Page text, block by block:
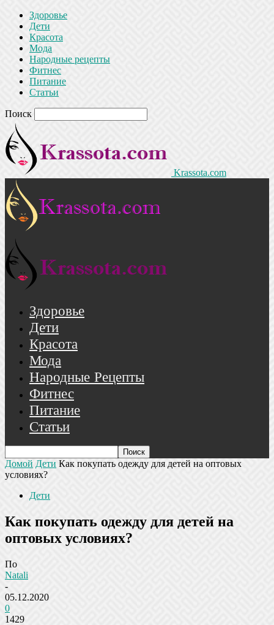
Здоровье
Дети
Красота
Мода
Народные рецепты
Фитнес
Питание
Статьи
Поиск
Krassota.com
Здоровье
Дети
Красота
Мода
Народные Рецепты
Фитнес
Питание
Статьи
Домой Дети Как покупать одежду для детей на оптовых
условиях?
Дети
Как покупать одежду для детей на
оптовых условиях?
По
Natali
-
05.12.2020
0
1429